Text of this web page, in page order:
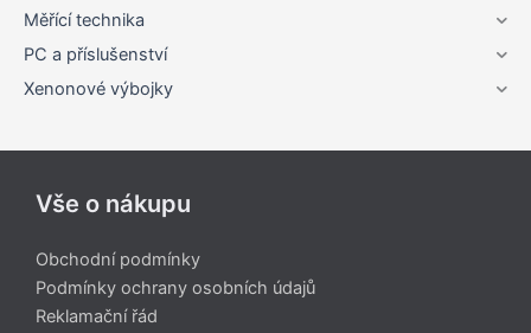
Měřící technika
PC a příslušenství
Xenonové výbojky
Vše o nákupu
Obchodní podmínky
Podmínky ochrany osobních údajů
Reklamační řád